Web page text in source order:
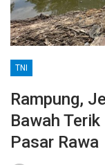
TNI
Rampung,
Bawah
Pasar Rawa